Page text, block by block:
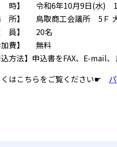
時】 令和6年10月9日(水)
所】 鳥取商工会議所 5Ｆ
員】 20名
加費】 無料
込方法】申込書をFAX、E-mail
はこちらをご覧ください☛